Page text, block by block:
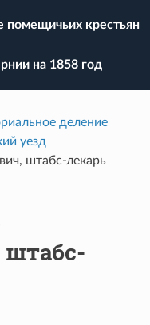
помещичьих крестьян
на 1858 год
деление
уезд
штабс-лекарь
штабс-